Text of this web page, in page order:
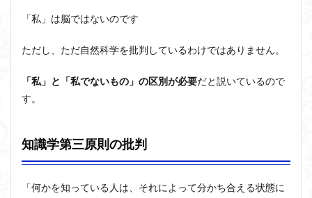
「私」は脳ではないのです
ただし、ただ自然科学を批判しているわけではありません。
「私」と「私でないもの」の区別が必要だと説いているので
す。
知識学第三原則の批判
「何かを知っている人は、それによって分かち合える状態に